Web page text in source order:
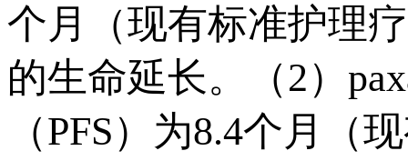
个月（现有标准护理
的生命延长。（2）
（PFS）为8.4个月（